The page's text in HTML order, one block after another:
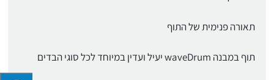
תאורה פנימית של התוף
תוף במבנה waveDrum יעיל ועדין במיוחד לכל סוגי הבדים